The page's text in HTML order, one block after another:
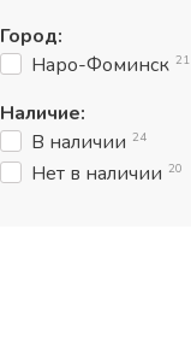
Город:
Наро-Фоминск 21
Наличие:
В наличии 24
Нет в наличии 20